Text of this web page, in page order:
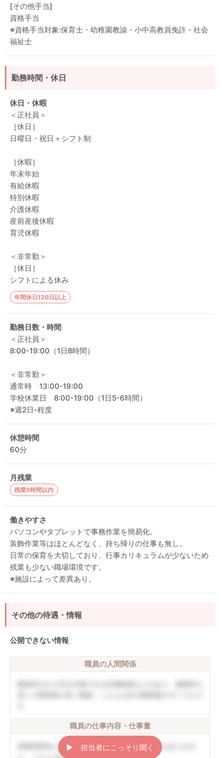
[その他手当]
資格手当
※資格手当対象:保育士・幼稚園教諭・小中高教員免許・社会
福祉士
勤務時間・休日
休日・休暇
＜正社員＞
［休日］
日曜日・祝日＋シフト制
［休暇］
年末年始
有給休暇
特別休暇
介護休暇
産前産後休暇
育児休暇
＜非常勤＞
［休日］
シフトによる休み
年間休日120日以上
勤務日数・時間
＜正社員＞
8:00-19:00（1日8時間）
＜非常勤＞
通常時 13:00-19:00
学校休業日 8:00-19:00（1日5-6時間）
※週2日-程度
休憩時間
60分
月残業
残業5時間以内
働きやすさ
パソコンやタブレットで事務作業を簡易化。
装飾作業等はほとんどなく、持ち帰りの仕事も無し。
日常の保育を大切しており、行事カリキュラムが少ないため
残業も少ない職場環境です。
※施設によって差異あり。
その他の待遇・情報
公開できない情報
職員の人間関係
職員の仕事内容・仕事量
就業時間内に終わることができ、持ち帰り仕事もありませ
▶︎ 担当者にこっそり聞く